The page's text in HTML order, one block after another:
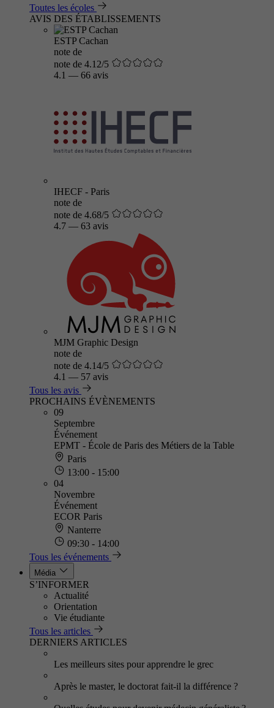
Toutes les écoles
AVIS DES ÉTABLISSEMENTS
ESTP Cachan
note de
note de 4.12/5
4.1 — 66 avis
IHECF - Paris
note de
note de 4.68/5
4.7 — 63 avis
MJM Graphic Design
note de
note de 4.14/5
4.1 — 57 avis
Tous les avis
PROCHAINS ÉVÈNEMENTS
09
Septembre
Événement
EPMT - École de Paris des Métiers de la Table
Paris
13:00 - 15:00
04
Novembre
Événement
ECOR Paris
Nanterre
09:30 - 14:00
Tous les événements
Média
S’INFORMER
Actualité
Orientation
Vie étudiante
Tous les articles
DERNIERS ARTICLES
Les meilleurs sites pour apprendre le grec
Après le master, le doctorat fait-il la différence ?